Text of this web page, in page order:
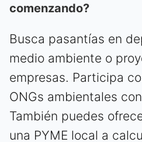
comenzando?
Busca pasantías en
medio ambiente o
empresas. Participa
ONGs ambientales
También puedes
una PYME local a